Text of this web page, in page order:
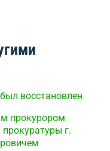
восстановлен
прокурором
г.